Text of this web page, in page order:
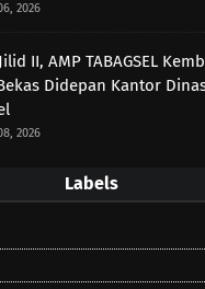
2026
II, AMP TABAGSEL
Didepan Kantor
2026
Labels